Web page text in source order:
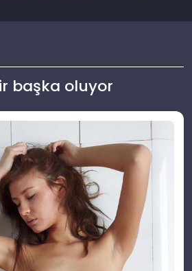
başka oluyor